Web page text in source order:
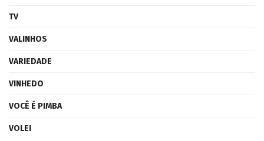
TV
VALINHOS
VARIEDADE
VINHEDO
VOCÊ É PIMBA
VOLEI